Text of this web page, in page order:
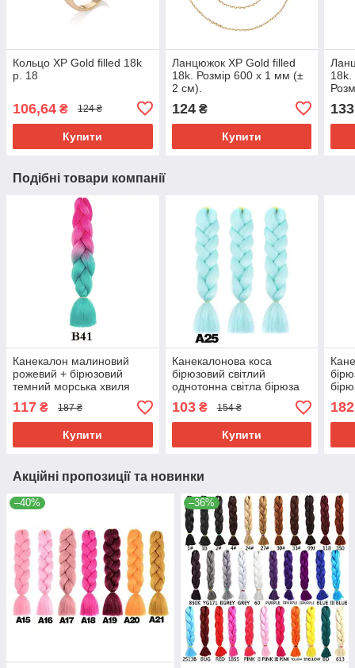
Кольцо ХР Gold filled 18k
р. 18
106,64 ₴ 124 ₴
Купити
Ланцюжок ХР Gold filled
18k. Розмір 600 х 1 мм (±
2 см).
124₴
Купити
18k.
133
Подібні товари компанії
Канекалон малиновий
рожевий + бірюзовий
темний морська хвиля
А27 Довжина 60 ± 5 см
Вага 100 ± 5г Jumbo Braid
117 ₴ 187 ₴
Купити
Канекалонова коса
бірюзовий світлий
однотонна світла бірюза
А25
103₴ 154 ₴
Купити
165
182
Акційні пропозиції та новинки
–40% –36%